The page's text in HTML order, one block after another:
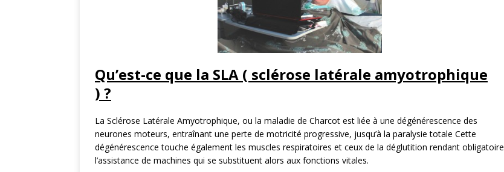
Qu’est-ce que la SLA ( sclérose latérale amyotrophique
) ?
La Sclérose Latérale Amyotrophique, ou la maladie de Charcot est liée à une dégénérescence des
neurones moteurs, entraînant une perte de motricité progressive, jusqu’à la paralysie totale Cette
dégénérescence touche également les muscles respiratoires et ceux de la déglutition rendant obligatoire
l’assistance de machines qui se substituent alors aux fonctions vitales.